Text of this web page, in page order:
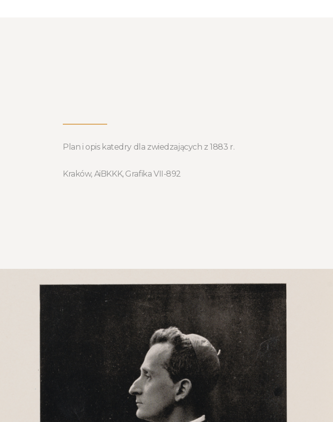
Plan i opis katedry dla zwiedzających z 1883 r.
Kraków, AiBKKK, Grafika VII-892